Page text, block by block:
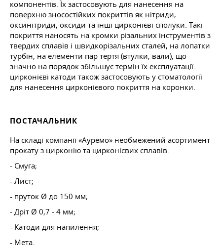
компонентів. Їх застосовують для нанесення на
поверхню зносостійких покриттів як нітриди,
оксинітриди, оксиди та інші цирконієві сполуки. Такі
покриття наносять на кромки різальних інструментів з
твердих сплавів і швидкорізальних сталей, на лопатки
турбін, на елементи пар тертя (втулки, вали), що
значно на порядок збільшує термін їх експлуатації.
цирконієві катоди також застосовують у стоматології
для нанесення цирконієвого покриття на коронки.
ПОСТАЧАЛЬНИК
На складі компанії «Ауремо» необмежений асортимент
прокату з цирконію та цирконієвих сплавів:
- Смуга;
- Лист;
- пруток Ø до 150 мм;
- Дріт Ø 0,7 - 4 мм;
- Катоди для напилення;
- Мета.